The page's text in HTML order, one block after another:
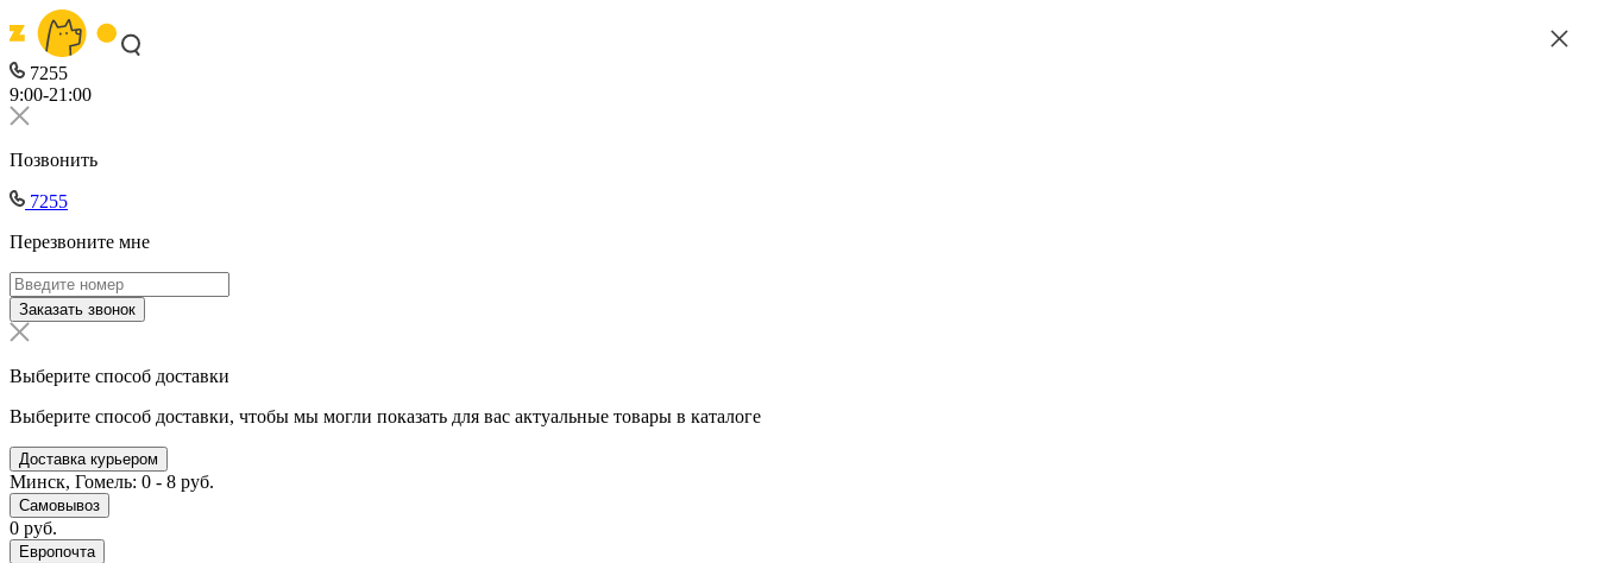
7255
9:00-21:00
Позвонить
7255
Перезвоните мне
Заказать звонок
Выберите способ доставки
Выберите способ доставки, чтобы мы могли показать для вас актуальные товары в каталоге
Доставка курьером
Минск, Гомель: 0 - 8 руб.
Самовывоз
0 руб.
Европочта